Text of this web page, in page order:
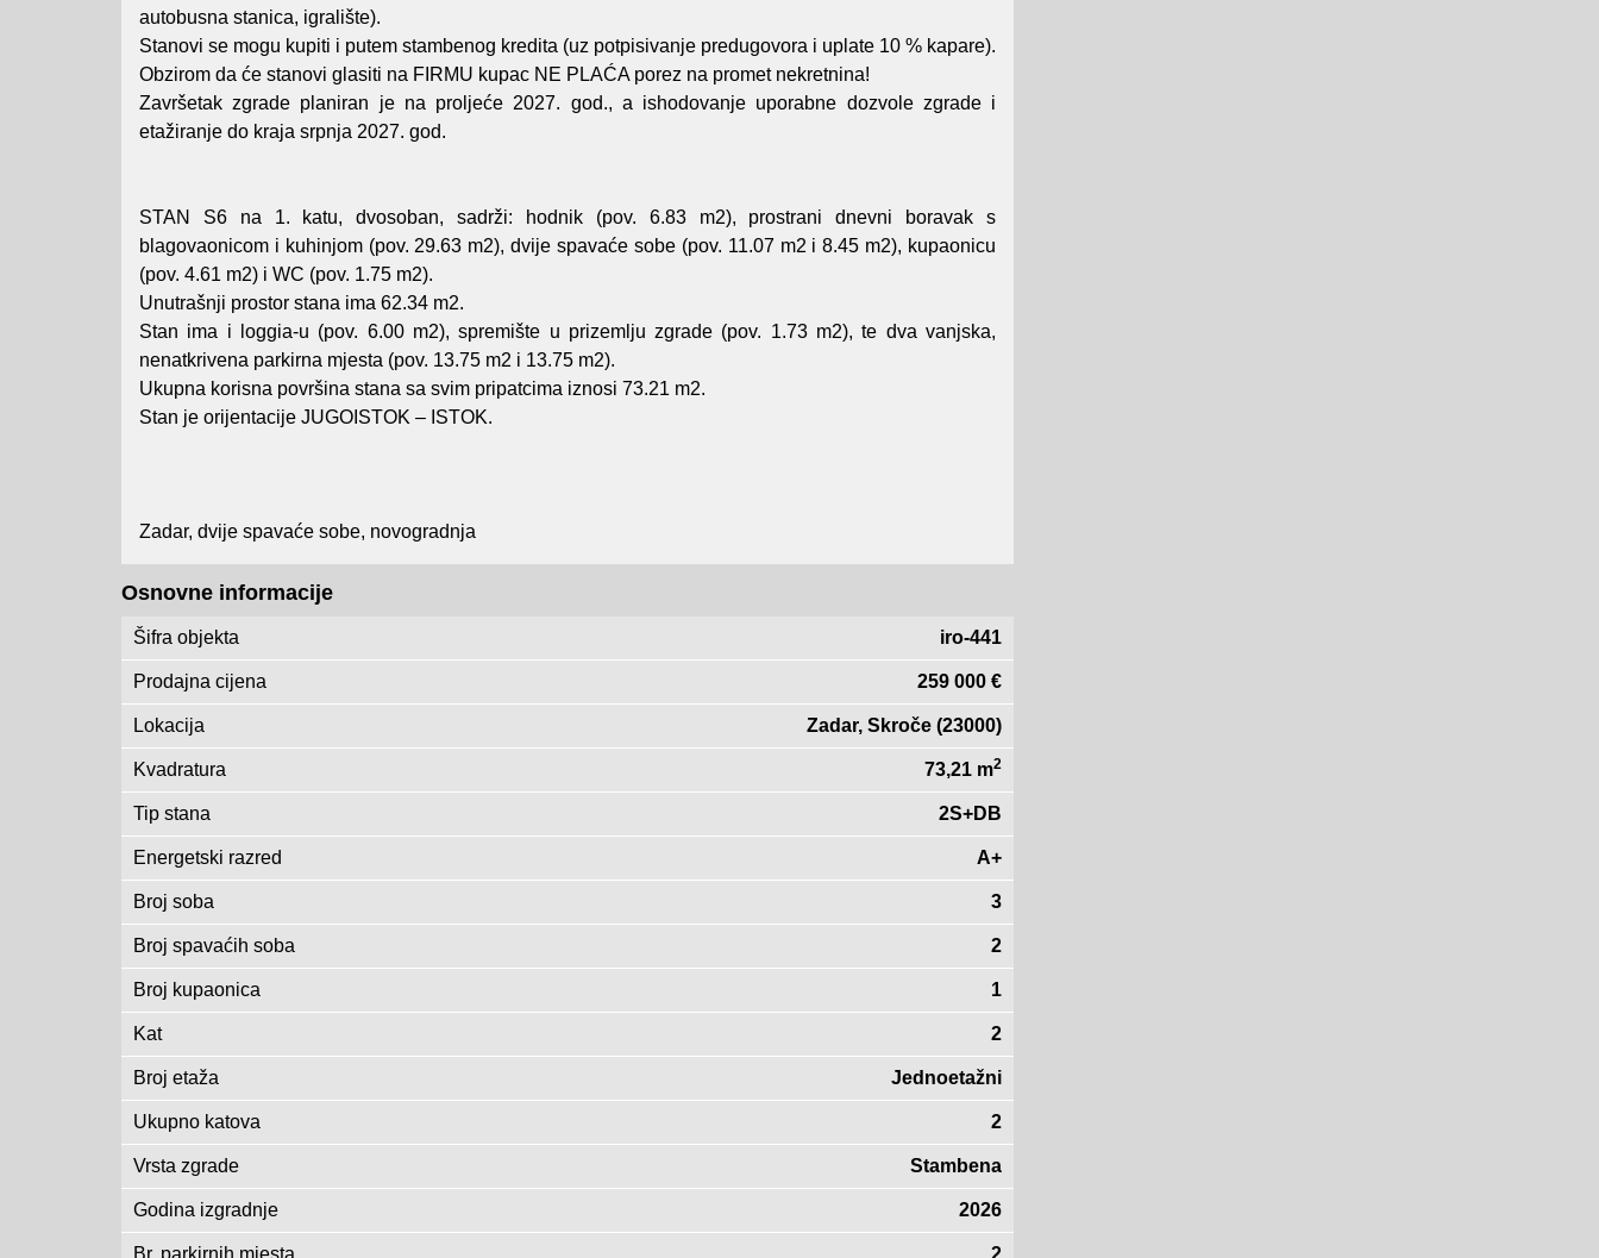
autobusna stanica, igralište).
Stanovi se mogu kupiti i putem stambenog kredita (uz potpisivanje predugovora i uplate 10 % kapare).
Obzirom da će stanovi glasiti na FIRMU kupac NE PLAĆA porez na promet nekretnina!
Završetak zgrade planiran je na proljeće 2027. god., a ishodovanje uporabne dozvole zgrade i
etažiranje do kraja srpnja 2027. god.
STAN S6 na 1. katu, dvosoban, sadrži: hodnik (pov. 6.83 m2), prostrani dnevni boravak s
blagovaonicom i kuhinjom (pov. 29.63 m2), dvije spavaće sobe (pov. 11.07 m2 i 8.45 m2), kupaonicu
(pov. 4.61 m2) i WC (pov. 1.75 m2).
Unutrašnji prostor stana ima 62.34 m2.
Stan ima i loggia-u (pov. 6.00 m2), spremište u prizemlju zgrade (pov. 1.73 m2), te dva vanjska,
nenatkrivena parkirna mjesta (pov. 13.75 m2 i 13.75 m2).
Ukupna korisna površina stana sa svim pripatcima iznosi 73.21 m2.
Stan je orijentacije JUGOISTOK – ISTOK.
Zadar, dvije spavaće sobe, novogradnja
Osnovne informacije
Šifra objekta iro-441
Prodajna cijena 259 000 €
Lokacija Zadar, Skroče (23000)
Kvadratura 73,21 m2
Tip stana 2S+DB
Energetski razred A+
Broj soba 3
Broj spavaćih soba 2
Broj kupaonica 1
Kat 2
Broj etaža Jednoetažni
Ukupno katova 2
Vrsta zgrade Stambena
Godina izgradnje 2026